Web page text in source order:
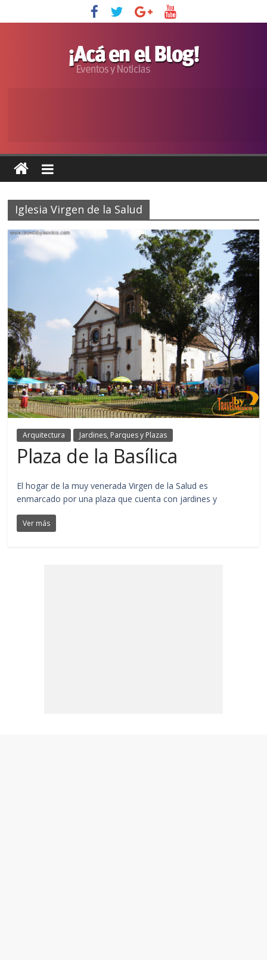
Iglesia Virgen de la Salud
Arquitectura Jardines, Parques y Plazas
Plaza de la Basílica
El hogar de la muy venerada Virgen de la Salud es
enmarcado por una plaza que cuenta con jardines y
Ver más